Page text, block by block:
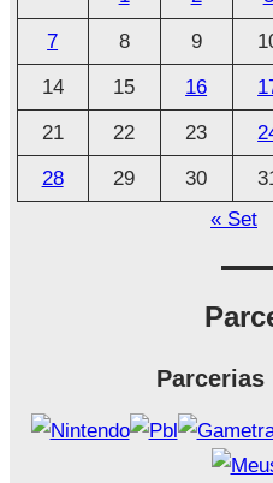
v
o
7
8 9
14
15 16
21
22 23
28
29 30
« Set
Parcerias